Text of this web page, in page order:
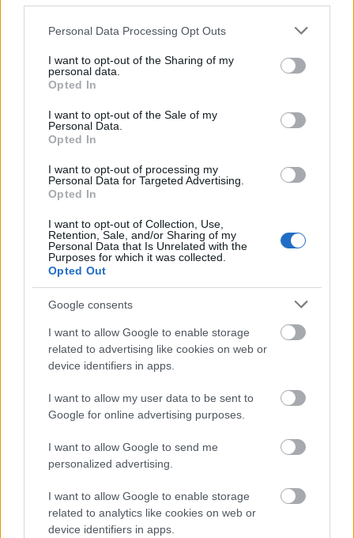
Please note that this website/app uses one or more Google
not limited to your visit or usage behaviour. You may click to
grant or deny consent to Google and its third-party tags to
use your data for below specified purposes in below Google
consent section.
Personal Data Processing Opt Outs
I want to opt-out of the Sharing of my
personal data.
Opted In
I want to opt-out of the Sale of my
Personal Data.
Opted In
I want to opt-out of processing my
Personal Data for Targeted Advertising.
Opted In
I want to opt-out of Collection, Use,
Retention, Sale, and/or Sharing of my
Personal Data that Is Unrelated with the
Purposes for which it was collected.
Opted Out
Google consents
I want to allow Google to enable storage
related to advertising like cookies on web or
device identifiers in apps.
I want to allow my user data to be sent to
Google for online advertising purposes.
I want to allow Google to send me
personalized advertising.
I want to allow Google to enable storage
related to analytics like cookies on web or
device identifiers in apps.
Aztán Oláh azt is kiderítette, hogy szerinte ki a sofőr,
és hogy milyen cég alkalmazottja.Mint kiderült az
autót Kádár Tibor, a kerületi Fidesz képviselője
bérelte, és ő vezette. A DK-s politikus feljelentést
tett. Amennyiben bűnösnek találják Kádár Tibort, le
kell mondania mandátumáról.